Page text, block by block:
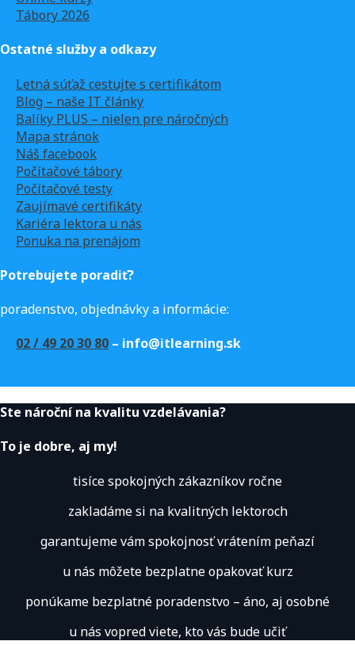
Tábory 2026
Ostatné služby a odkazy
Letná súťaž cestujte s certifikátom
Blog – naše IT články
Balíky PLUS – nielen pre náročných
Mapa stránok
Náš facebook
Počítačové tábory
Počítačové testy
Zaujímavé certifikáty
Kariéra lektora u nás
Ponuka na prenájom
Potrebujete poradiť?
poradenstvo, objednávky a informácie:
02 / 49 20 30 80 – info@itlearning.sk
Ste nároční na kvalitu vzdelávania?
To je dobre, aj my!
tisíce spokojných zákazníkov ročne
zakladáme si na kvalitných lektoroch
garantujeme vám spokojnosť vrátením peňazí
u nás môžete bezplatne opakovať kurz
ponúkame bezplatné poradenstvo – áno, aj osobné
u nás vopred viete, kto vás bude učiť